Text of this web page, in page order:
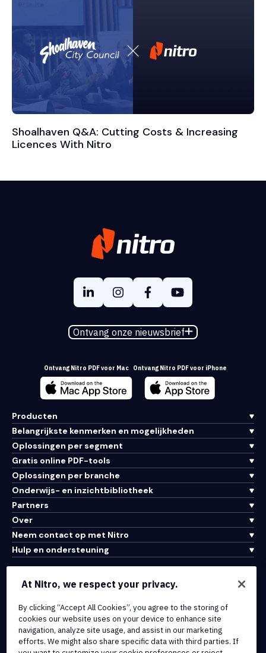
Shoalhaven Q&A: Cutting Costs & Increasing
Licences With Nitro
Ontvang onze nieuwsbrief
Ontvang Nitro PDF voor Mac Ontvang Nitro PDF voor iPhone
Producten
Belangrijkste kenmerken en mogelijkheden
Oplossingen per segment
Gratis online PDF-tools
Oplossingen per branche
Onderwijs- en inzichtbibliotheek
Partners
Over
Neem contact op met Nitro
Hulp en ondersteuning
Integraties en API-connectiviteit
Cookiebeleid
Copyrightbeleid
Alle voorwaarden en beleidsmaatregelen
At Nitro, we respect your privacy.
By clicking “Accept All Cookies”, you agree to the storing of
cookies our website uses on your device to enhance site
navigation, analyze site usage, and assist in our marketing
efforts. We might also share specific data with third parties. If